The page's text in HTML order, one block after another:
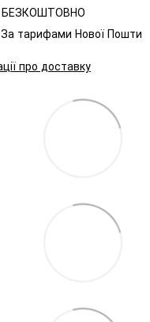
БЕЗКОШТОВНО
тарифами Нової Пошти
про доставку